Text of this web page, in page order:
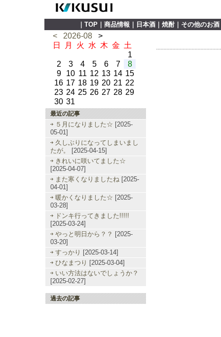
TOP 商品情報 日本酒 焼酎｜ その他のお酒
< 2026-08 >
日
月 火 水 木 金 土
1
2
3 4 5 6 7
8
9
10 11 12 13 14 15
16 17 18 19 20 21 22
23 24 25 26 27 28 29
30 31
最近の記事
５月になりました☆ [2025-
05-01]
久しぶりになってしまいまし
たが。
[2025-04-15]
きれいに咲いてました☆
[2025-04-07]
また寒くなりましたね [2025-
04-01]
暖かくなりました☆ [2025-
03-28]
ドンキ行ってきました!!!!!
[2025-03-24]
やっと明日から？？ [2025-
03-20]
すっかり [2025-03-14]
ひなまつり [2025-03-04]
いい方法はないでしょうか？
[2025-02-27]
過去の記事